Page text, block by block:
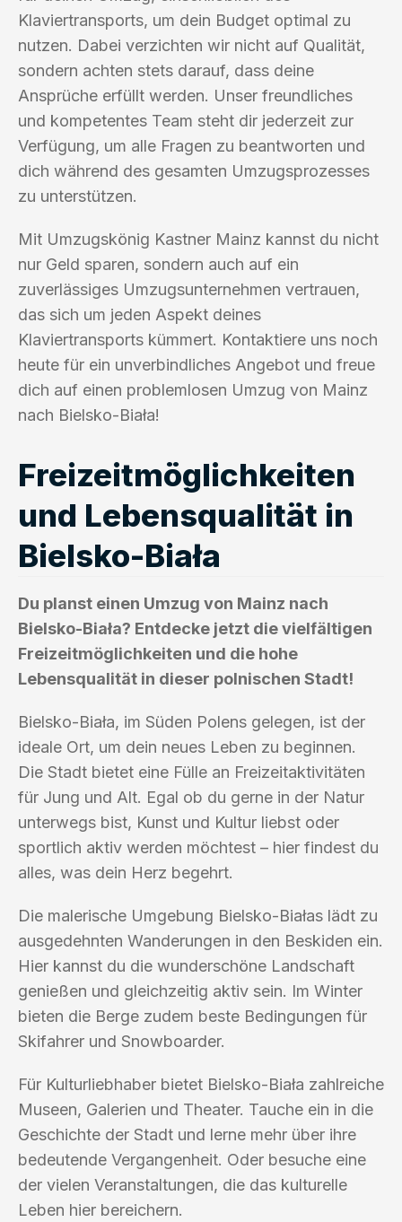
Klaviertransports, um dein Budget optimal zu
nutzen. Dabei verzichten wir nicht auf Qualität,
sondern achten stets darauf, dass deine
Ansprüche erfüllt werden. Unser freundliches
und kompetentes Team steht dir jederzeit zur
Verfügung, um alle Fragen zu beantworten und
dich während des gesamten Umzugsprozesses
zu unterstützen.
Mit Umzugskönig Kastner Mainz kannst du nicht
nur Geld sparen, sondern auch auf ein
zuverlässiges Umzugsunternehmen vertrauen,
das sich um jeden Aspekt deines
Klaviertransports kümmert. Kontaktiere uns noch
heute für ein unverbindliches Angebot und freue
dich auf einen problemlosen Umzug von Mainz
nach Bielsko-Biała!
Freizeitmöglichkeiten
und Lebensqualität in
Bielsko-Biała
Du planst einen Umzug von Mainz nach
Bielsko-Biała? Entdecke jetzt die vielfältigen
Freizeitmöglichkeiten und die hohe
Lebensqualität in dieser polnischen Stadt!
Bielsko-Biała, im Süden Polens gelegen, ist der
ideale Ort, um dein neues Leben zu beginnen.
Die Stadt bietet eine Fülle an Freizeitaktivitäten
für Jung und Alt. Egal ob du gerne in der Natur
unterwegs bist, Kunst und Kultur liebst oder
sportlich aktiv werden möchtest – hier findest du
alles, was dein Herz begehrt.
Die malerische Umgebung Bielsko-Białas lädt zu
ausgedehnten Wanderungen in den Beskiden ein.
Hier kannst du die wunderschöne Landschaft
genießen und gleichzeitig aktiv sein. Im Winter
bieten die Berge zudem beste Bedingungen für
Skifahrer und Snowboarder.
Für Kulturliebhaber bietet Bielsko-Biała zahlreiche
Museen, Galerien und Theater. Tauche ein in die
Geschichte der Stadt und lerne mehr über ihre
bedeutende Vergangenheit. Oder besuche eine
der vielen Veranstaltungen, die das kulturelle
Leben hier bereichern.